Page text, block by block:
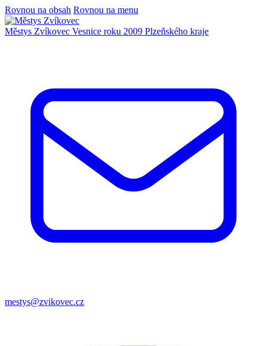
Rovnou na obsah Rovnou na menu
Městys Zvíkovec Vesnice roku 2009 Plzeňského kraje
mestys@zvikovec.cz